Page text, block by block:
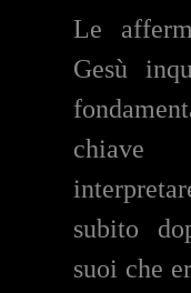
Le
Gesù
chiave
subito
suoi che